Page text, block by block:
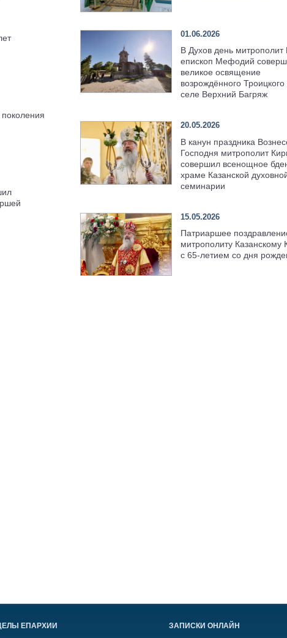
01.06.2026
В Духов день митрополит
епископ Мефодий
великое освящение
возрождённого
селе Верхний Багряж
20.05.2026
В канун праздника
Господня митрополит
совершил всенощное
храме Казанской
семинарии
15.05.2026
Патриаршее
митрополиту Казанскому
с 65-летием со дня
ЕПАРХИИ ЗАПИСКИ ОНЛАЙН